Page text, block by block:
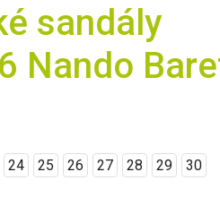
sandály
Nando
24 25 26 27 28 29 30